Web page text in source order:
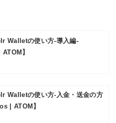
Walletの使い方-導入編-
】
Walletの使い方-入金・送金の方
| ATOM】